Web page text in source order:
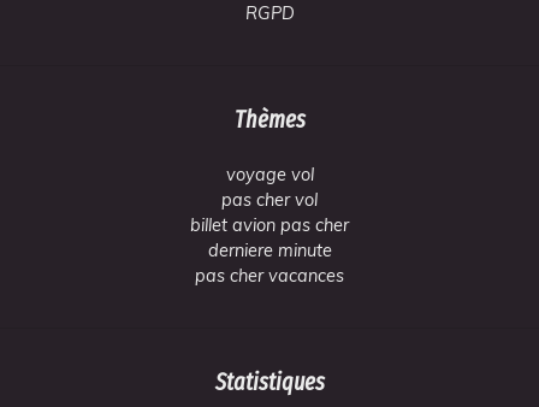
RGPD
Thèmes
voyage vol
pas cher vol
billet avion pas cher
derniere minute
pas cher vacances
Statistiques